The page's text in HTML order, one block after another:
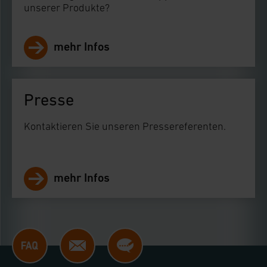
unserer Produkte?
mehr Infos
Presse
Kontaktieren Sie unseren Pressereferenten.
mehr Infos